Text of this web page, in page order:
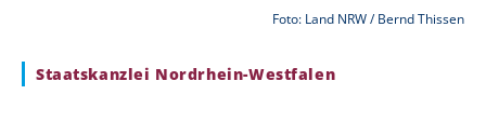
Foto: Land NRW / Bernd Thissen
Staatskanzlei Nordrhein-Westfalen